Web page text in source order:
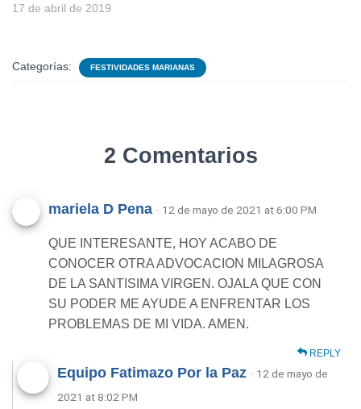
17 de abril de 2019
Categorías: FESTIVIDADES MARIANAS
2 Comentarios
mariela D Pena · 12 de mayo de 2021 at 6:00 PM
QUE INTERESANTE, HOY ACABO DE
CONOCER OTRA ADVOCACION MILAGROSA
DE LA SANTISIMA VIRGEN. OJALA QUE CON
SU PODER ME AYUDE A ENFRENTAR LOS
PROBLEMAS DE MI VIDA. AMEN.
REPLY
Equipo Fatimazo Por la Paz · 12 de mayo de
2021 at 8:02 PM